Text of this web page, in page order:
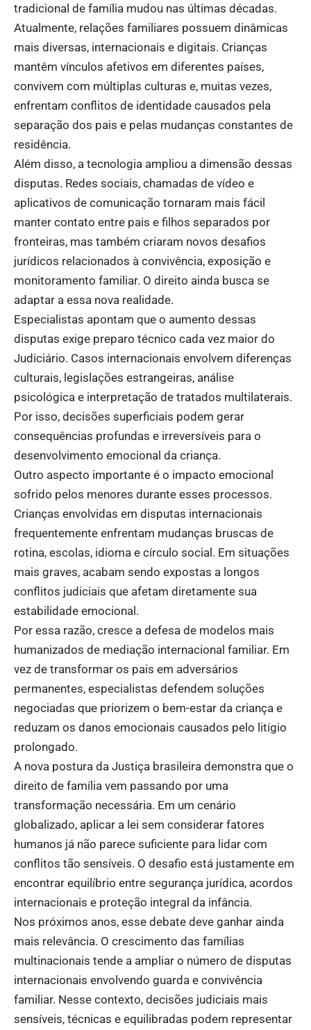
tradicional de família mudou nas últimas décadas.
Atualmente, relações familiares possuem dinâmicas
mais diversas, internacionais e digitais. Crianças
mantêm vínculos afetivos em diferentes países,
convivem com múltiplas culturas e, muitas vezes,
enfrentam conflitos de identidade causados pela
separação dos pais e pelas mudanças constantes de
residência.
Além disso, a tecnologia ampliou a dimensão dessas
disputas. Redes sociais, chamadas de vídeo e
aplicativos de comunicação tornaram mais fácil
manter contato entre pais e filhos separados por
fronteiras, mas também criaram novos desafios
jurídicos relacionados à convivência, exposição e
monitoramento familiar. O direito ainda busca se
adaptar a essa nova realidade.
Especialistas apontam que o aumento dessas
disputas exige preparo técnico cada vez maior do
Judiciário. Casos internacionais envolvem diferenças
culturais, legislações estrangeiras, análise
psicológica e interpretação de tratados multilaterais.
Por isso, decisões superficiais podem gerar
consequências profundas e irreversíveis para o
desenvolvimento emocional da criança.
Outro aspecto importante é o impacto emocional
sofrido pelos menores durante esses processos.
Crianças envolvidas em disputas internacionais
frequentemente enfrentam mudanças bruscas de
rotina, escolas, idioma e círculo social. Em situações
mais graves, acabam sendo expostas a longos
conflitos judiciais que afetam diretamente sua
estabilidade emocional.
Por essa razão, cresce a defesa de modelos mais
humanizados de mediação internacional familiar. Em
vez de transformar os pais em adversários
permanentes, especialistas defendem soluções
negociadas que priorizem o bem-estar da criança e
reduzam os danos emocionais causados pelo litígio
prolongado.
A nova postura da Justiça brasileira demonstra que o
direito de família vem passando por uma
transformação necessária. Em um cenário
globalizado, aplicar a lei sem considerar fatores
humanos já não parece suficiente para lidar com
conflitos tão sensíveis. O desafio está justamente em
encontrar equilíbrio entre segurança jurídica, acordos
internacionais e proteção integral da infância.
Nos próximos anos, esse debate deve ganhar ainda
mais relevância. O crescimento das famílias
multinacionais tende a ampliar o número de disputas
internacionais envolvendo guarda e convivência
familiar. Nesse contexto, decisões judiciais mais
sensíveis, técnicas e equilibradas podem representar